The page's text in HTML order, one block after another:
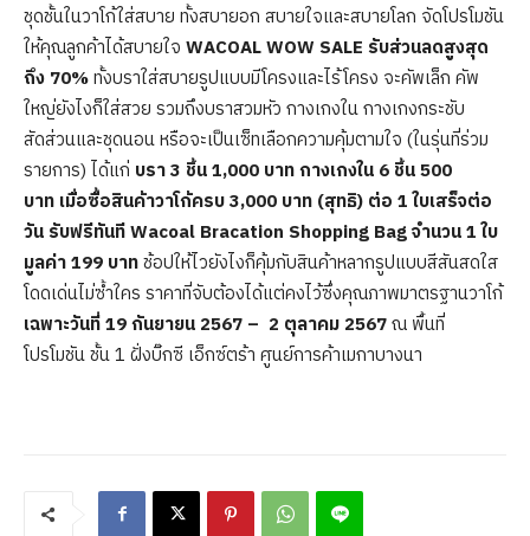
ชุดชั้นในวาโก้ใส่สบาย ทั้งสบายอก สบายใจและสบายโลก จัดโปรโมชัน
ให้คุณลูกค้าได้สบายใจ WACOAL WOW SALE รับส่วนลดสูงสุด
ถึง 70%ทั้งบราใส่สบายรูปแบบมีโครงและไร้โครง จะคัพเล็ก คัพ
ใหญ่ยังไงก็ใส่สวย รวมถึงบราสวมหัว กางเกงใน กางเกงกระชับ
สัดส่วนและชุดนอนหรือจะเป็นเซ็ทเลือกความคุ้มตามใจ (ในรุ่นที่ร่วม
รายการ) ได้แก่ บรา 3 ชิ้น 1,000 บาท กางเกงใน 6 ชิ้น 500
บาท เมื่อซื้อสินค้าวาโก้ครบ 3,000 บาท (สุทธิ) ต่อ 1 ใบเสร็จต่อ
วัน รับฟรีทันที Wacoal Bracation Shopping Bag จำนวน 1 ใบ
มูลค่า 199 บาทช้อปให้ไวยังไงก็คุ้มกับสินค้าหลากรูปแบบสีสันสดใส
โดดเด่นไม่ซ้ำใคร ราคาที่จับต้องได้แต่คงไว้ซึ่งคุณภาพมาตรฐานวาโก้
เฉพาะวันที่ 19 กันยายน 2567 – 2 ตุลาคม 2567ณ พื้นที่
โปรโมชัน ชั้น 1 ฝั่งบิ๊กซี เอ็กซ์ตร้า ศูนย์การค้าเมกาบางนา